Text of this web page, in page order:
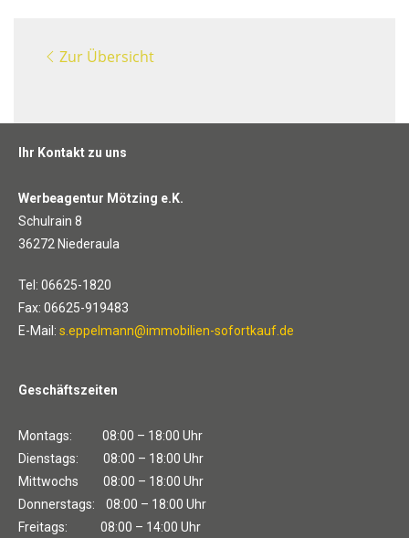
Zur Übersicht
Ihr Kontakt zu uns
Werbeagentur Mötzing e.K.
Schulrain 8
36272 Niederaula
Tel: 06625-1820
Fax: 06625-919483
E-Mail: s.eppelmann@immobilien-sofortkauf.de
Geschäftszeiten
Montags: 08:00 – 18:00 Uhr
Dienstags: 08:00 – 18:00 Uhr
Mittwochs 08:00 – 18:00 Uhr
Donnerstags: 08:00 – 18:00 Uhr
Freitags: 08:00 – 14:00 Uhr